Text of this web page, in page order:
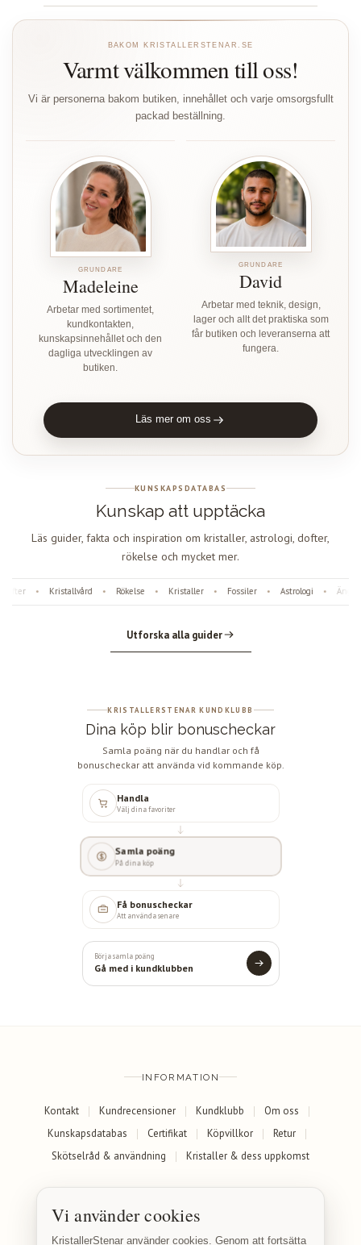
BAKOM KRISTALLERSTENAR.SE
Varmt välkommen till oss!
Vi är personerna bakom butiken, innehållet och varje omsorgsfullt
packad beställning.
GRUNDARE
Madeleine
Arbetar med sortimentet,
kundkontakten,
kunskapsinnehållet och den
dagliga utvecklingen av
butiken.
GRUNDARE
David
Arbetar med teknik, design,
lager och allt det praktiska som
får butiken och leveranserna att
fungera.
Läs mer om oss
KUNSKAPSDATABAS
Kunskap att upptäcka
Läs guider, fakta och inspiration om kristaller, astrologi, dofter,
rökelse och mycket mer.
• Kristallvård Rökelse Kristaller • Fossiler • Astrologi
Utforska alla guider
KRISTALLERSTENAR KUNDKLUBB
Dina köp blir bonuscheckar
Samla poäng när du handlar och få
bonuscheckar att använda vid kommande köp.
Handla
Välj dina favoriter
Samla poäng
På dina köp
Få bonuscheckar
Att använda senare
Börja samla poäng
Gå med i kundklubben
INFORMATION
Kontakt Kundrecensioner Kundklubb
Om oss
Kunskapsdatabas
Certifikat Köpvillkor
Retur
Skötselråd & användning
Kristaller & dess uppkomst
Vi använder cookies
KristallerStenar använder cookies. Genom att fortsätta